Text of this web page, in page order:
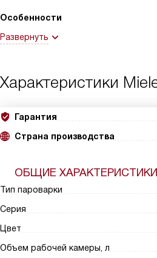
Особенности
Развернуть
Характеристики
Гарантия
Страна производства
ОБЩИЕ ХАРАКТЕРИСТИКИ
Тип пароварки
Серия
Цвет
Объем рабочей камеры, л